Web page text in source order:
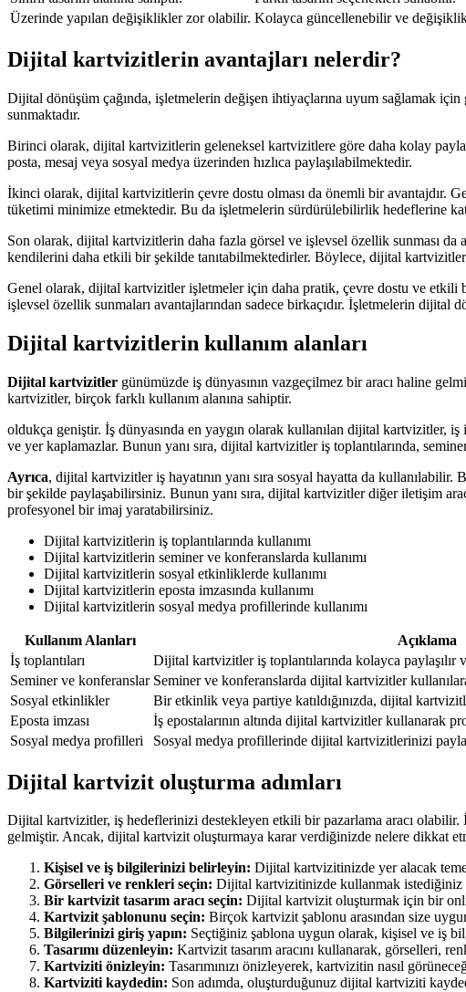
Üzerinde yapılan değişiklikler zor olabilir. Kolayca güncellenebilir ve
Dijital kartvizitlerin avantajları nelerdir?
Dijital dönüşüm çağında, işletmelerin değişen ihtiyaçlarına uyum sağlamak
sunmaktadır.
Birinci olarak, dijital kartvizitlerin geleneksel kartvizitlere göre daha kolay
posta, mesaj veya sosyal medya üzerinden hızlıca paylaşılabilmektedir.
İkinci olarak, dijital kartvizitlerin çevre dostu olması da önemli bir avantajdır.
tüketimi minimize etmektedir. Bu da işletmelerin sürdürülebilirlik hedeflerine
Son olarak, dijital kartvizitlerin daha fazla görsel ve işlevsel özellik sunması
kendilerini daha etkili bir şekilde tanıtabilmektedirler. Böylece, dijital
Genel olarak, dijital kartvizitler işletmeler için daha pratik, çevre dostu ve etkili
işlevsel özellik sunmaları avantajlarından sadece birkaçıdır. İşletmelerin
Dijital kartvizitlerin kullanım alanları
Dijital kartvizitler günümüzde iş dünyasının vazgeçilmez bir aracı haline
kartvizitler, birçok farklı kullanım alanına sahiptir.
oldukça geniştir. İş dünyasında en yaygın olarak kullanılan dijital kartvizitler,
ve yer kaplamazlar. Bunun yanı sıra, dijital kartvizitler iş toplantılarında,
Ayrıca, dijital kartvizitler iş hayatının yanı sıra sosyal hayatta da
bir şekilde paylaşabilirsiniz. Bunun yanı sıra, dijital kartvizitler diğer iletişim
profesyonel bir imaj yaratabilirsiniz.
Dijital kartvizitlerin iş toplantılarında kullanımı
Dijital kartvizitlerin seminer ve konferanslarda kullanımı
Dijital kartvizitlerin sosyal etkinliklerde kullanımı
Dijital kartvizitlerin eposta imzasında kullanımı
Dijital kartvizitlerin sosyal medya profillerinde kullanımı
Kullanım Alanları
Açıklama
İş toplantıları
Dijital kartvizitler iş toplantılarında kolayca paylaşılır
Seminer ve konferanslar Seminer ve konferanslarda dijital kartvizitler
Sosyal etkinlikler
Bir etkinlik veya partiye katıldığınızda, dijital
Eposta imzası
İş epostalarının altında dijital kartvizitler kullanarak
Sosyal medya profilleri
Sosyal medya profillerinde dijital kartvizitlerinizi
Dijital kartvizit oluşturma adımları
Dijital kartvizitler, iş hedeflerinizi destekleyen etkili bir pazarlama aracı
gelmiştir. Ancak, dijital kartvizit oluşturmaya karar verdiğinizde nelere dikkat
Kişisel ve iş bilgilerinizi belirleyin: Dijital kartvizitinizde yer alacak
Görselleri ve renkleri seçin: Dijital kartvizitinizde kullanmak istediğiniz
Bir kartvizit tasarım aracı seçin: Dijital kartvizit oluşturmak için bir
Kartvizit şablonunu seçin: Birçok kartvizit şablonu arasından size
Bilgilerinizi giriş yapın: Seçtiğiniz şablona uygun olarak, kişisel ve iş
Tasarımı düzenleyin: Kartvizit tasarım aracını kullanarak, görselleri,
Kartviziti önizleyin: Tasarımınızı önizleyerek, kartvizitin nasıl
Kartviziti kaydedin: Son adımda, oluşturduğunuz dijital kartviziti